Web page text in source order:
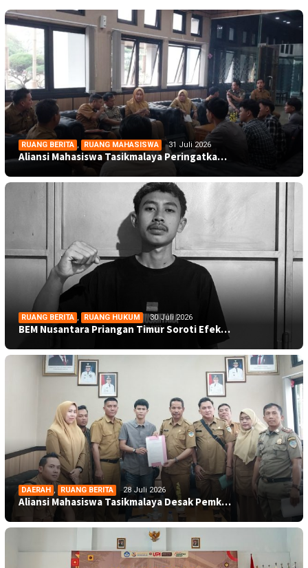
RUANG BERITA , RUANG MAHASISWA 31 Juli 2026
Aliansi Mahasiswa Tasikmalaya Peringatka…
RUANG BERITA , RUANG HUKUM 30 Juli 2026
BEM Nusantara Priangan Timur Soroti Efek…
DAERAH , RUANG BERITA 28 Juli 2026
Aliansi Mahasiswa Tasikmalaya Desak Pemk…